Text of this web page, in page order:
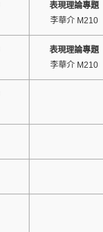
表現理論專題
李華介 M210
表現理論專題
李華介 M210